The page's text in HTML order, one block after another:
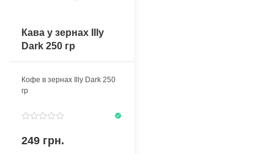
Кава у зернах Illy
Dark 250 гр
Кофе в зернах Illy Dark 250
гр
249 грн.